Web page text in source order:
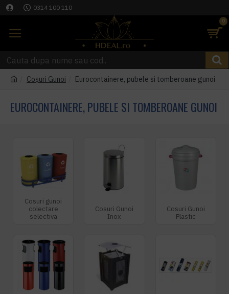
0314 100 110
0
Coşuri Gunoi Eurocontainere, pubele si tomberoane gunoi
EUROCONTAINERE, PUBELE SI TOMBEROANE GUNOI
Cosuri gunoi
colectare
selectiva
Cosuri Gunoi
Inox
Cosuri Gunoi
Plastic